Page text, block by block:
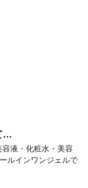
...
液・化粧水・美容
ルインワンジェルで